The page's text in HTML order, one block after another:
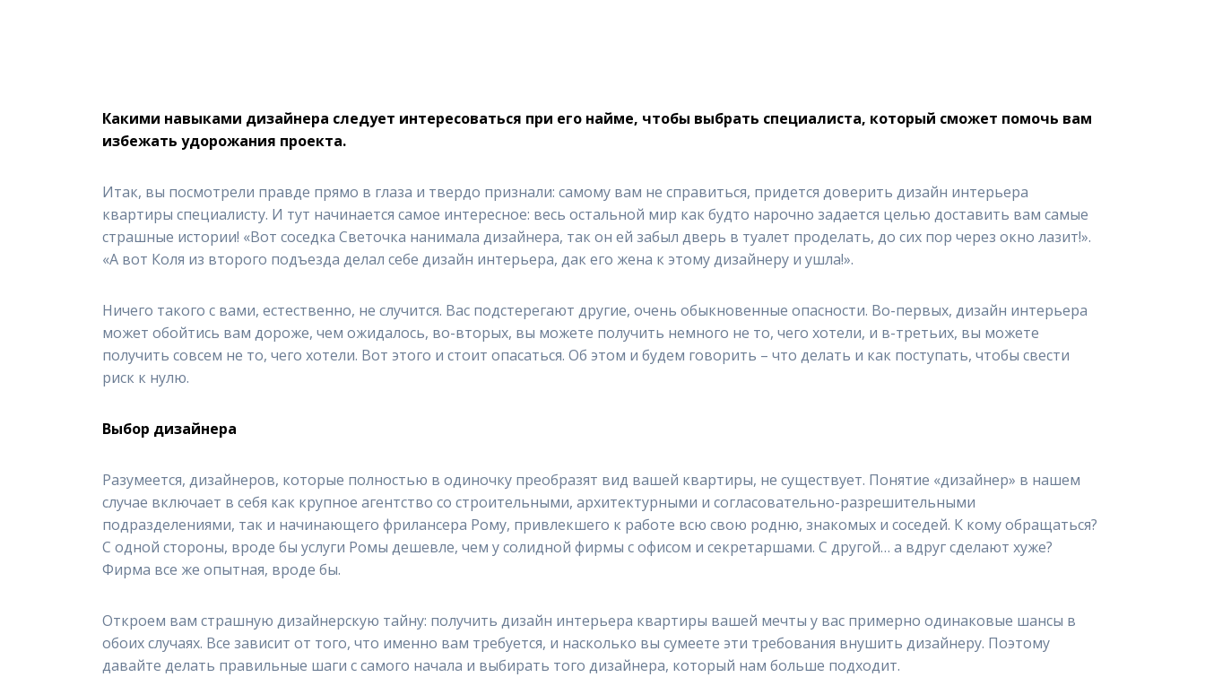
Какими навыками дизайнера следует интересоваться при его найме, чтобы выбрать специалиста, который сможет помочь вам
избежать удорожания проекта.
Итак, вы посмотрели правде прямо в глаза и твердо признали: самому вам не справиться, придется доверить дизайн интерьера
квартиры специалисту. И тут начинается самое интересное: весь остальной мир как будто нарочно задается целью доставить вам самые
страшные истории! «Вот соседка Светочка нанимала дизайнера, так он ей забыл дверь в туалет проделать, до сих пор через окно лазит!».
«А вот Коля из второго подъезда делал себе дизайн интерьера, дак его жена к этому дизайнеру и ушла!».
Ничего такого с вами, естественно, не случится. Вас подстерегают другие, очень обыкновенные опасности. Во-первых, дизайн интерьера
может обойтись вам дороже, чем ожидалось, во-вторых, вы можете получить немного не то, чего хотели, и в-третьих, вы можете
получить совсем не то, чего хотели. Вот этого и стоит опасаться. Об этом и будем говорить – что делать и как поступать, чтобы свести
риск к нулю.
Выбор дизайнера
Разумеется, дизайнеров, которые полностью в одиночку преобразят вид вашей квартиры, не существует. Понятие «дизайнер» в нашем
случае включает в себя как крупное агентство со строительными, архитектурными и согласовательно-разрешительными
подразделениями, так и начинающего фрилансера Рому, привлекшего к работе всю свою родню, знакомых и соседей. К кому обращаться?
С одной стороны, вроде бы услуги Ромы дешевле, чем у солидной фирмы с офисом и секретаршами. С другой… а вдруг сделают хуже?
Фирма все же опытная, вроде бы.
Откроем вам страшную дизайнерскую тайну: получить дизайн интерьера квартиры вашей мечты у вас примерно одинаковые шансы в
обоих случаях. Все зависит от того, что именно вам требуется, и насколько вы сумеете эти требования внушить дизайнеру. Поэтому
давайте делать правильные шаги с самого начала и выбирать того дизайнера, который нам больше подходит.